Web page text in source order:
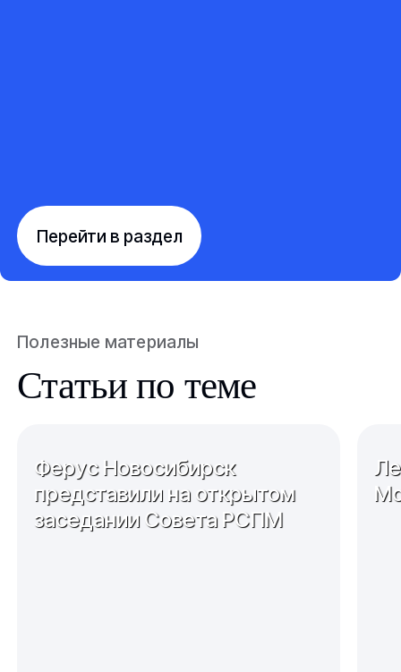
Перейти в раздел
Полезные материалы
Статьи по теме
Ферус Новосибирск
представили на открытом
заседании Совета РСПМ